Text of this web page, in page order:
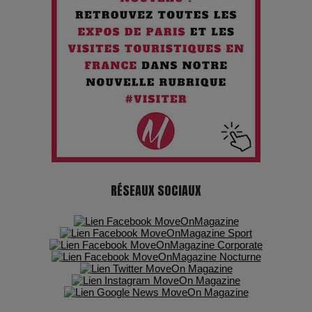
Chien 51 - Quand l’IA prend le pouvoir : une plongée dans un
futur troublant
Maïra Kerey, la “voix d’or du Kazakhstan”, célèbre ses 30
ans de carrière à la Salle Gaveau
Les dessous de la fast fashion : un désastre écologique en
7 Techniques Secrètes des Photographes de Stars
Adieu Jean-Pat : rire au bord du précipice
Pharaonic Festival 2025 : 10 ans d’électro sous les
montagnes, une fête à ne pas manquer
RÉSEAUX SOCIAUX